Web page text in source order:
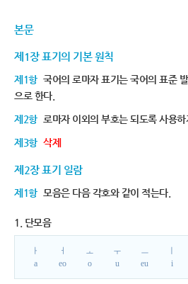
본문
제1장 표기의 기본 원칙
제1항 국어의 로마자 표기는 국어의 표준
으로 한다.
제2항 로마자 이외의 부호는 되도록 사용하
제3항 삭제
제2장 표기 일람
제1항 모음은 다음 각호와 같이 적는다.
1. 단모음
ㅏ
a
ㅓ
eo
ㅗ
o
ㅜ
u
ㅡ
eu
i